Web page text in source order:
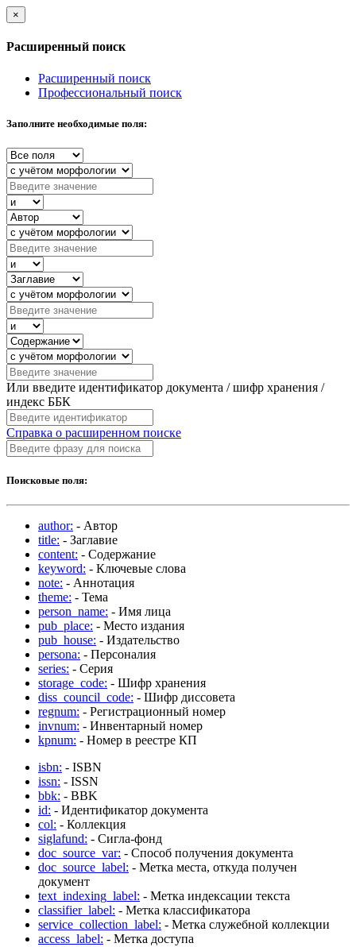
×
Расширенный поиск
Расширенный поиск
Профессиональный поиск
Заполните необходимые поля:
Или введите идентификатор документа / шифр хранения /
индекс ББК
Справка о расширенном поиске
Поисковые поля:
author: - Автор
title: - Заглавие
content: - Содержание
keyword: - Ключевые слова
note: - Аннотация
theme: - Тема
person_name: - Имя лица
pub_place: - Место издания
pub_house: - Издательство
persona: - Персоналия
series: - Серия
storage_code: - Шифр хранения
diss_council_code: - Шифр диссовета
regnum: - Регистрационный номер
invnum: - Инвентарный номер
kpnum: - Номер в реестре КП
isbn: - ISBN
issn: - ISSN
bbk: - BBK
id: - Идентификатор документа
col: - Коллекция
siglafund: - Сигла-фонд
doc_source_var: - Способ получения документа
doc_source_label: - Метка места, откуда получен
документ
text_indexing_label: - Метка индексации текста
classifier_label: - Метка классификатора
service_collection_label: - Метка служебной коллекции
access_label: - Метка доступа